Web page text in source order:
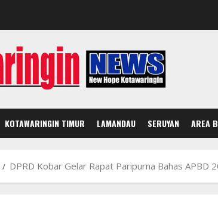
KOTAWARINGIN TIMUR LAMANDAU SERUYAN AREA
DPRD Kobar Gelar Rapat Paripurna Bahas APBD